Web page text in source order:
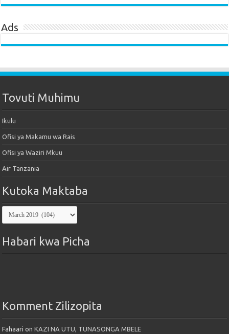
Ads
Tovuti Muhimu
Ikulu
Ofisi ya Makamu wa Rais
Ofisi ya Waziri Mkuu
Air Tanzania
Kutoka Maktaba
Kutoka
Maktaba
Habari kwa Picha
Komment Zilizopita
Fahaari onKAZI NA UTU, TUNASONGA MBELE